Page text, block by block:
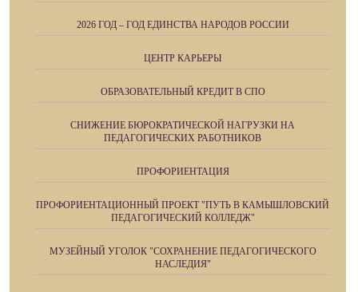
2026 ГОД – ГОД ЕДИНСТВА НАРОДОВ РОССИИ
ЦЕНТР КАРЬЕРЫ
ОБРАЗОВАТЕЛЬНЫЙ КРЕДИТ В СПО
СНИЖЕНИЕ БЮРОКРАТИЧЕСКОЙ НАГРУЗКИ НА
ПЕДАГОГИЧЕСКИХ РАБОТНИКОВ
ПРОФОРИЕНТАЦИЯ
ПРОФОРИЕНТАЦИОННЫЙ ПРОЕКТ "ПУТЬ В КАМЫШЛОВСКИЙ
ПЕДАГОГИЧЕСКИЙ КОЛЛЕДЖ"
МУЗЕЙНЫЙ УГОЛОК "СОХРАНЕНИЕ ПЕДАГОГИЧЕСКОГО
НАСЛЕДИЯ"